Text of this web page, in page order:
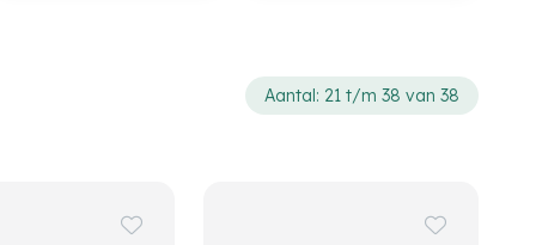
Aantal: 21 t/m 38 van 38